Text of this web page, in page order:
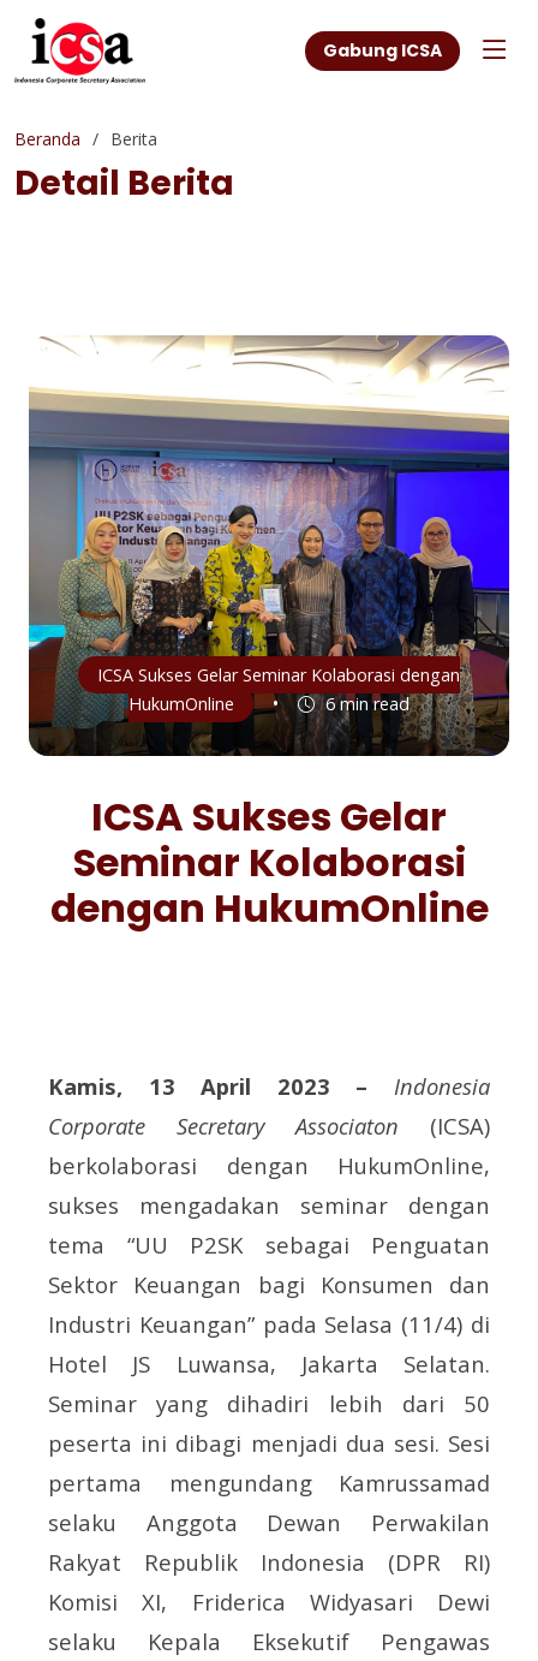
Gabung ICSA
Beranda Berita
Detail Berita
ICSA Sukses Gelar Seminar Kolaborasi dengan
HukumOnline
• 6 min read
ICSA Sukses Gelar
Seminar Kolaborasi
dengan HukumOnline
Kamis, 13 April 2023 –
Indonesia
Corporate Secretary Associaton (ICSA)
berkolaborasi dengan HukumOnline,
sukses mengadakan seminar dengan
tema “UU P2SK sebagai Penguatan
Sektor Keuangan bagi Konsumen dan
Industri Keuangan” pada Selasa (11/4) di
Hotel JS Luwansa, Jakarta Selatan.
Seminar yang dihadiri lebih dari 50
peserta ini dibagi menjadi dua sesi. Sesi
pertama mengundang Kamrussamad
selaku Anggota Dewan Perwakilan
Rakyat Republik Indonesia (DPR RI)
Komisi XI, Friderica Widyasari Dewi
selaku Kepala Eksekutif Pengawas